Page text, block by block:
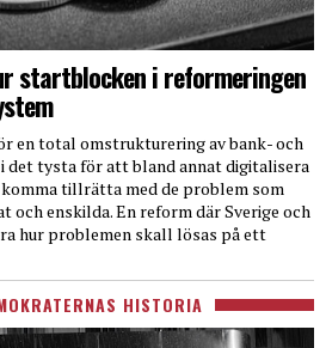
startblocken i reformeringen
en total omstrukturering av bank- och
det tysta för att bland annat digitalisera
tillrätta med de problem som
och enskilda. En reform där Sverige och
hur problemen skall lösas på ett
HISTORIA